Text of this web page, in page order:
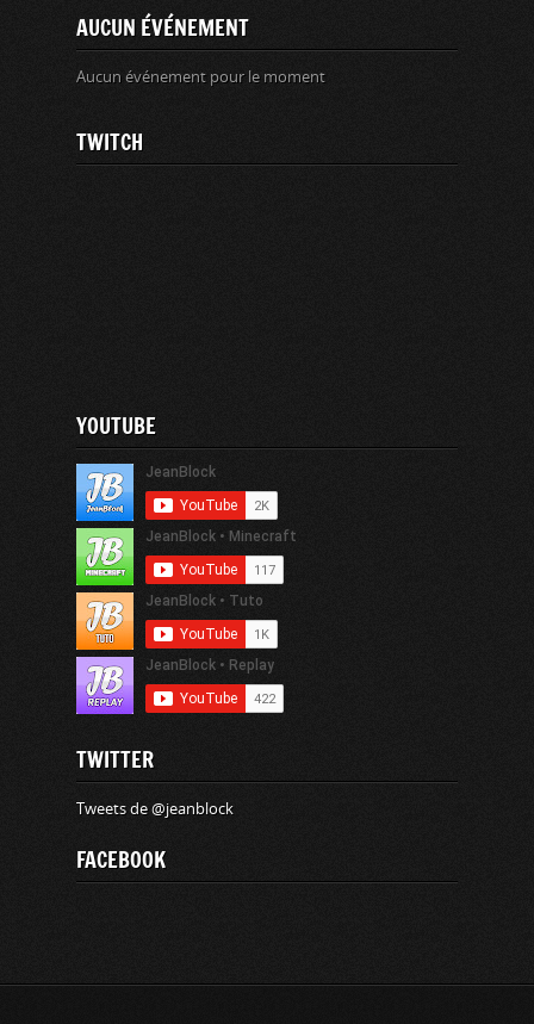
AUCUN ÉVÉNEMENT
Aucun événement pour le moment
TWITCH
YOUTUBE
TWITTER
Tweets de @jeanblock
FACEBOOK